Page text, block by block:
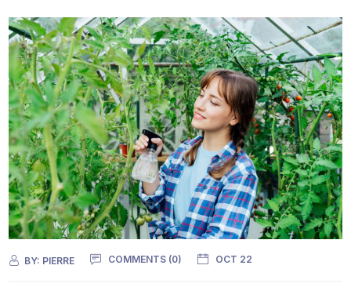
BY: PIERRE COMMENTS (0) OCT 22